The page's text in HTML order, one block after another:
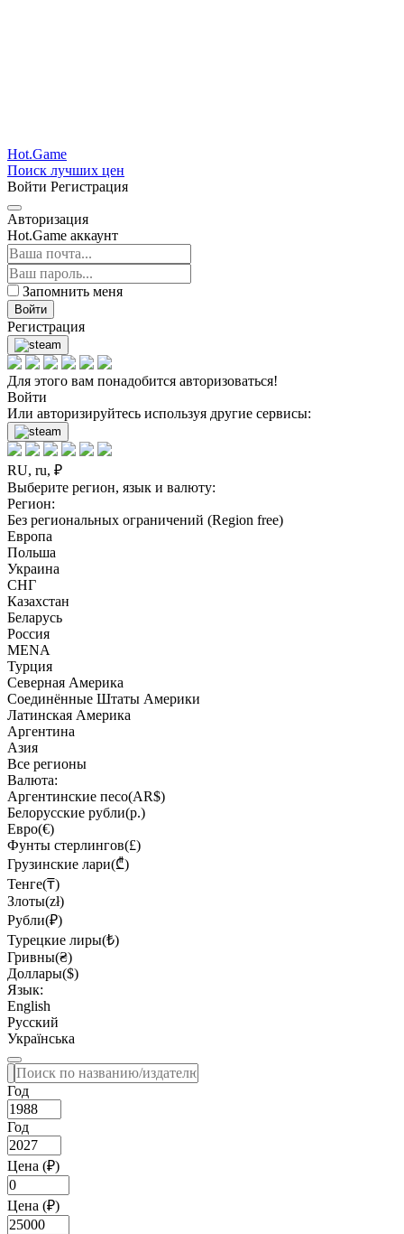
Hot.Game
Поиск лучших цен
Войти Регистрация
Авторизация
Hot.Game аккаунт
Запомнить меня
Войти
Регистрация
Для этого вам понадобится авторизоваться!
Войти
Или авторизируйтесь используя другие сервисы:
RU, ru, ₽
Выберите регион, язык и валюту:
Регион:
Без региональных ограничений (Region free)
Европа
Польша
Украина
СНГ
Казахстан
Беларусь
Россия
MENA
Турция
Северная Америка
Соединённые Штаты Америки
Латинская Америка
Аргентина
Азия
Все регионы
Валюта:
Аргентинские песо(AR$)
Белорусские рубли(р.)
Евро(€)
Фунты стерлингов(£)
Грузинские лари(₾)
Тенге(₸)
Злоты(zł)
Рубли(₽)
Турецкие лиры(₺)
Гривны(₴)
Доллары($)
Язык:
English
Русский
Українська
Год
Год
Цена (₽)
Цена (₽)